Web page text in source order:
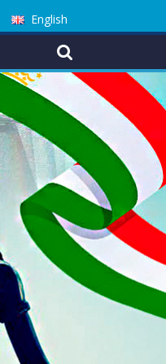
English